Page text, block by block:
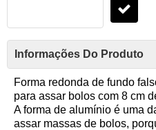
Informações Do Produto
Forma redonda de fundo
para assar bolos com 8 cm
A forma de alumínio é uma
assar massas de bolos,